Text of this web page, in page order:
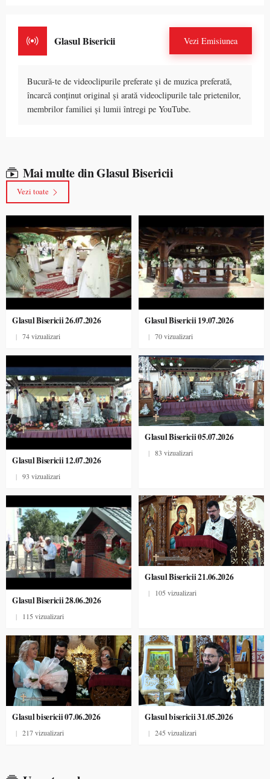
Glasul Bisericii Vezi Emisiunea
Bucură-te de videoclipurile preferate și de muzica preferată,
încarcă conținut original și arată videoclipurile tale prietenilor,
membrilor familiei și lumii întregi pe YouTube.
Mai multe din Glasul Bisericii
Vezi toate
Glasul Bisericii 26.07.2026
| 74 vizualizari
Glasul Bisericii 19.07.2026
| 70 vizualizari
Glasul Bisericii 12.07.2026
| 93 vizualizari
Glasul Bisericii 05.07.2026
| 83 vizualizari
Glasul Bisericii 28.06.2026
| 115 vizualizari
Glasul Bisericii 21.06.2026
| 105 vizualizari
Glasul bisericii 07.06.2026
| 217 vizualizari
Glasul bisericii 31.05.2026
| 245 vizualizari